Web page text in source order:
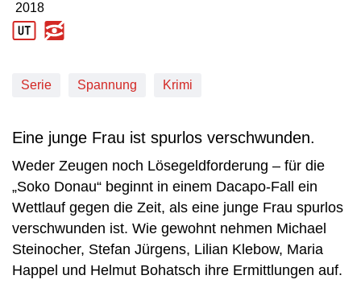
Produktionsjahr: 2018
2018
Serie Spannung Krimi
Eine junge Frau ist spurlos verschwunden.
Weder Zeugen noch Lösegeldforderung – für die
„Soko Donau“ beginnt in einem Dacapo-Fall ein
Wettlauf gegen die Zeit, als eine junge Frau spurlos
verschwunden ist. Wie gewohnt nehmen Michael
Steinocher, Stefan Jürgens, Lilian Klebow, Maria
Happel und Helmut Bohatsch ihre Ermittlungen auf.